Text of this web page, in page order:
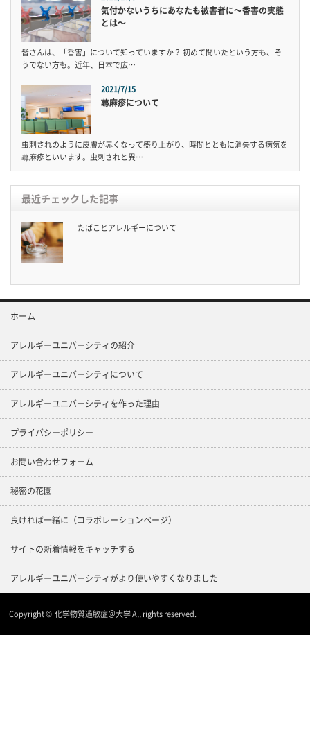
気付かないうちにあなたも被害者に〜香害の実態
とは〜
皆さんは、「香害」について知っていますか？ 初めて聞いたという方も、そ
うでない方も。近年、日本で広…
2021/7/15
蕁麻疹について
虫刺されのように皮膚が赤くなって盛り上がり、時間とともに消失する病気を
蕁麻疹といいます。虫刺されと異…
最近チェックした記事
たばことアレルギーについて
ホーム
アレルギーユニバーシティの紹介
アレルギーユニバーシティについて
アレルギーユニバーシティを作った理由
プライバシーポリシー
お問い合わせフォーム
秘密の花園
良ければ一緒に（コラボレーションページ）
サイトの新着情報をキャッチする
アレルギーユニバーシティがより使いやすくなりました
Copyright ©化学物質過敏症＠大学All rights reserved.